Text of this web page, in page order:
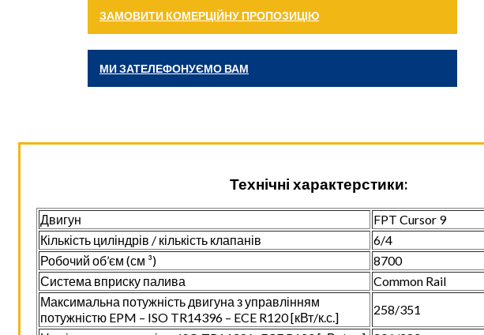
ЗАМОВИТИ КОМЕРЦІЙНУ ПРОПОЗИЦІЮ
МИ ЗАТЕЛЕФОНУЄМО ВАМ
Технічні характерстики:
Двигун
FPT Cursor 9
Кількість циліндрів / кількість клапанів
6/4
Робочий об’єм (см ³)
8700
Система вприску палива
Common Rail
Максимальна потужність двигуна з управлінням
потужністю EPM – ISO TR14396 – ECE R120 [кВт/к.с.]
258/351